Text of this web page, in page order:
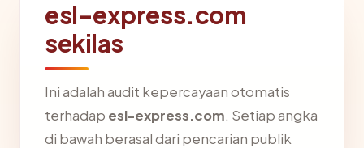
esl-express.com
sekilas
Ini adalah audit kepercayaan otomatis
terhadap esl-express.com. Setiap angka
di bawah berasal dari pencarian publik